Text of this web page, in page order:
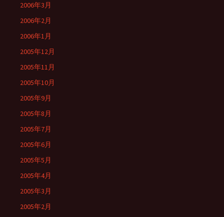
2006年3月
2006年2月
2006年1月
2005年12月
2005年11月
2005年10月
2005年9月
2005年8月
2005年7月
2005年6月
2005年5月
2005年4月
2005年3月
2005年2月